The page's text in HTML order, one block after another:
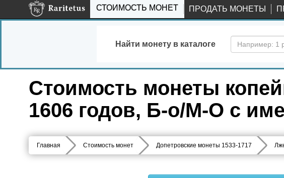
СТОИМОСТЬ МОНЕТ ПРОДАТЬ МОНЕТЫ
Найти монету в каталоге
Стоимость монеты
1606 годов, Б-о/М-О с
Главная Стоимость монет Допетровские монеты 1533-1717